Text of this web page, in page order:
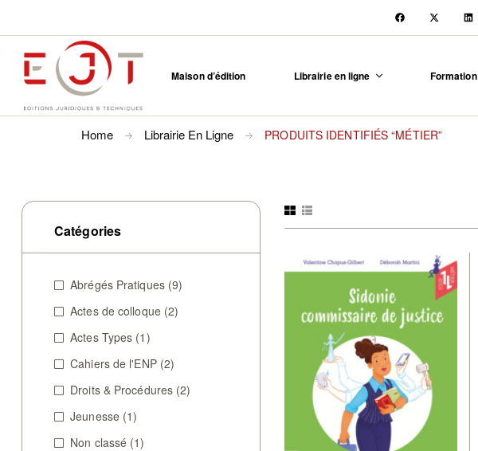
Maison d’édition Librairie en ligne Formation
Home Librairie En Ligne PRODUITS IDENTIFIÉS “MÉTIER”
Catégories
Abrégés Pratiques (9)
Actes de colloque (2)
Actes Types (1)
Cahiers de l'ENP (2)
Droits & Procédures (2)
Jeunesse (1)
Non classé (1)